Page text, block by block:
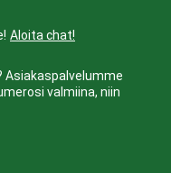
Aloita chat!
Asiakaspalvelumme
valmiina, niin